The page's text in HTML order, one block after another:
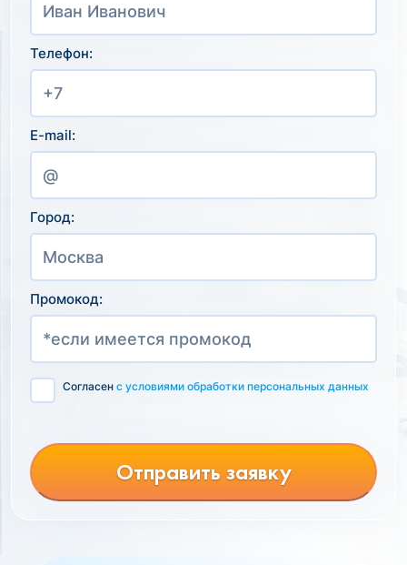
Телефон:
E-mail:
Город:
Промокод:
Согласен с условиями обработки персональных данных
Отправить заявку